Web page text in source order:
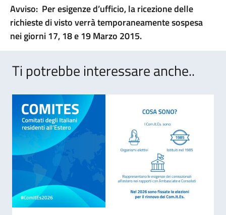
Avviso: Per esigenze d’ufficio, la ricezione delle
richieste di visto verrà temporaneamente sospesa
nei giorni 17, 18 e 19 Marzo 2015.
Ti potrebbe interessare anche..